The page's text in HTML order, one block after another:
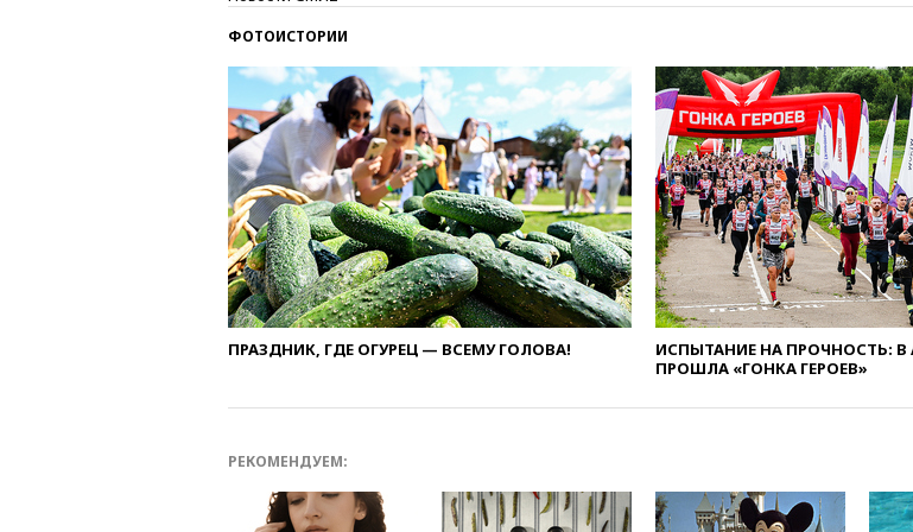
09:32В
Wildberries
09:18 В
отражена
09:16Трамп
огромном
в США
08:54В
прощаются
россиянами,
08:26
отделались
SpaceX/
ФОТОИСТОРИИ
ПРАЗДНИК, ГДЕ ОГУРЕЦ — ВСЕМУ ГОЛОВА!
ИСПЫТАНИЕ НА ПРОЧНОСТЬ: В
ПРОШЛА «ГОНКА ГЕРОЕВ»
РЕКОМЕНДУЕМ: